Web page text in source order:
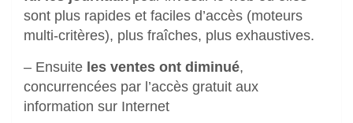
sont plus rapides et faciles d’accès (moteurs
multi-critères), plus fraîches, plus exhaustives.
– Ensuite les ventes ont diminué,
concurrencées par l’accès gratuit aux
information sur Internet